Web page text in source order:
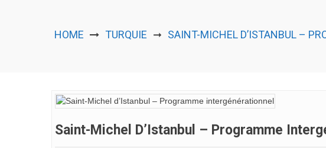
HOME TURQUIE ➞ SAINT-MICHEL D’ISTANBUL –
Saint-Michel D’Istanbul – Programme